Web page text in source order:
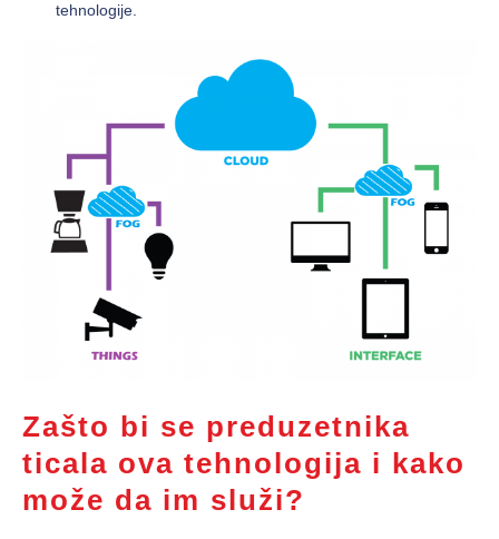
tehnologije.
Zašto bi se preduzetnika
ticala ova tehnologija i kako
može da im služi?